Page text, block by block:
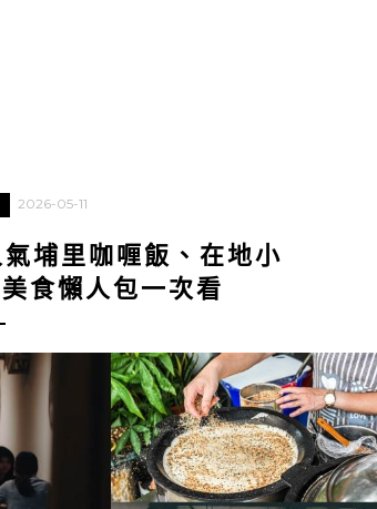
2026-05-11
埔里咖喱飯、在地小
食懶人包一次看